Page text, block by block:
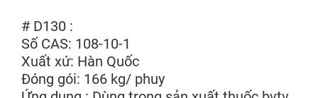
# D130 :
Số CAS: 108-10-1
Xuất xứ: Hàn Quốc
Đóng gói: 166 kg/ phuy